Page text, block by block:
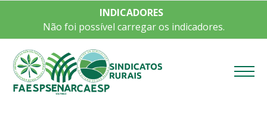
INDICADORES
Não foi possível carregar os indicadores.